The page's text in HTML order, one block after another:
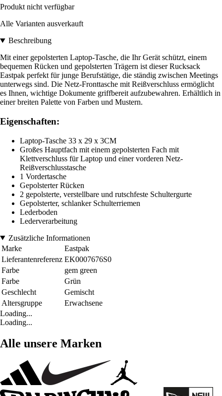
Produkt nicht verfügbar
Alle Varianten ausverkauft
Beschreibung
Mit einer gepolsterten Laptop-Tasche, die Ihr Gerät schützt, einem
bequemen Rücken und gepolsterten Trägern ist dieser Rucksack
Eastpak perfekt für junge Berufstätige, die ständig zwischen Meetings
unterwegs sind. Die Netz-Fronttasche mit Reißverschluss ermöglicht
es Ihnen, wichtige Dokumente griffbereit aufzubewahren. Erhältlich in
einer breiten Palette von Farben und Mustern.
Eigenschaften:
Laptop-Tasche 33 x 29 x 3CM
Großes Hauptfach mit einem gepolsterten Fach mit
Klettverschluss für Laptop und einer vorderen Netz-
Reißverschlusstasche
1 Vordertasche
Gepolsterter Rücken
2 gepolsterte, verstellbare und rutschfeste Schultergurte
Gepolsterter, schlanker Schulterriemen
Lederboden
Lederverarbeitung
Zusätzliche Informationen
Marke
Eastpak
Lieferantenreferenz EK0007676S0
Farbe
gem green
Farbe
Grün
Geschlecht
Gemischt
Altersgruppe
Erwachsene
Loading...
Loading...
Alle unsere Marken